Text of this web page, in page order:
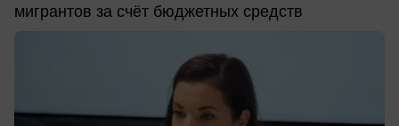
мигрантов за счёт бюджетных средств